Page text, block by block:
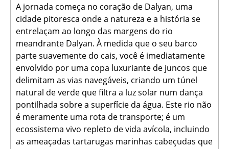
A jornada começa no coração de Dalyan, uma
cidade pitoresca onde a natureza e a história se
entrelaçam ao longo das margens do rio
meandrante Dalyan. À medida que o seu barco
parte suavemente do cais, você é imediatamente
envolvido por uma copa luxuriante de juncos que
delimitam as vias navegáveis, criando um túnel
natural de verde que filtra a luz solar num dança
pontilhada sobre a superfície da água. Este rio não
é meramente uma rota de transporte; é um
ecossistema vivo repleto de vida avícola, incluindo
as ameaçadas tartarugas marinhas cabeçudas que